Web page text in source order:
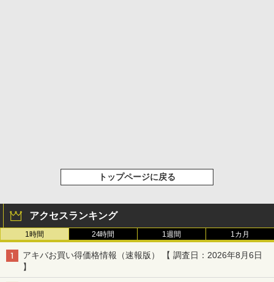
トップページに戻る
アクセスランキング
1時間 24時間 1週間 1カ月
アキバお買い得価格情報（速報版） 【 調査日：2026年8月6日
】